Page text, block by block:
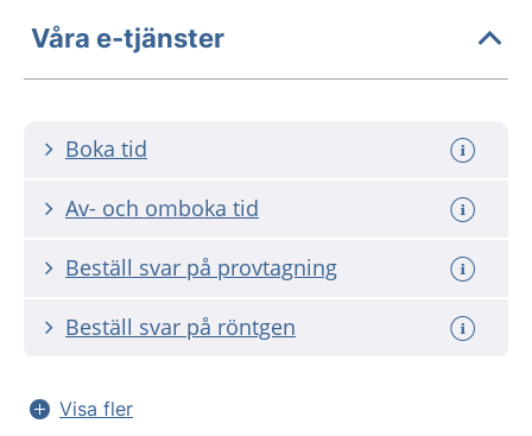
Våra e-tjänster
Boka tid
Av- och omboka tid
Beställ svar på provtagning
Beställ svar på röntgen
Visa fler